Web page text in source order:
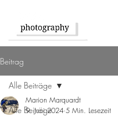
Beitrag
Alle Beiträge
Alle Beiträge
Marion Marquardt
9. Juni 2024 5 Min. Lesezeit